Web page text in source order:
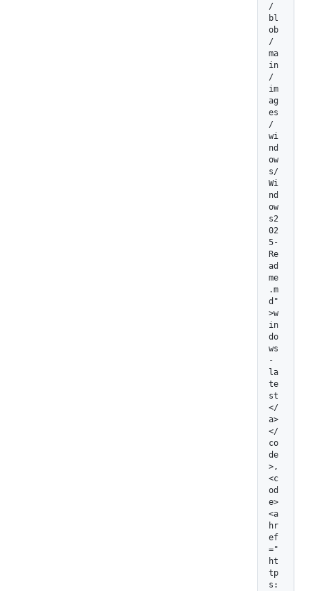
/
bl
ob
/
ma
in
/
im
ag
es
/
wi
nd
ow
s/
Wi
nd
ow
s2
02
5-
Re
ad
me
.m
d"
>w
in
do
ws
-
la
te
st
</
a>
</
co
de
>,
<c
od
e>
<a
hr
ef
="
ht
tp
s: